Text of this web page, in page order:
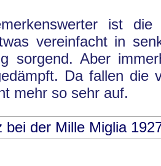
ist die
vereinfacht in
sorgend. Aber
Da fallen die
mehr so sehr auf.
der Mille Miglia